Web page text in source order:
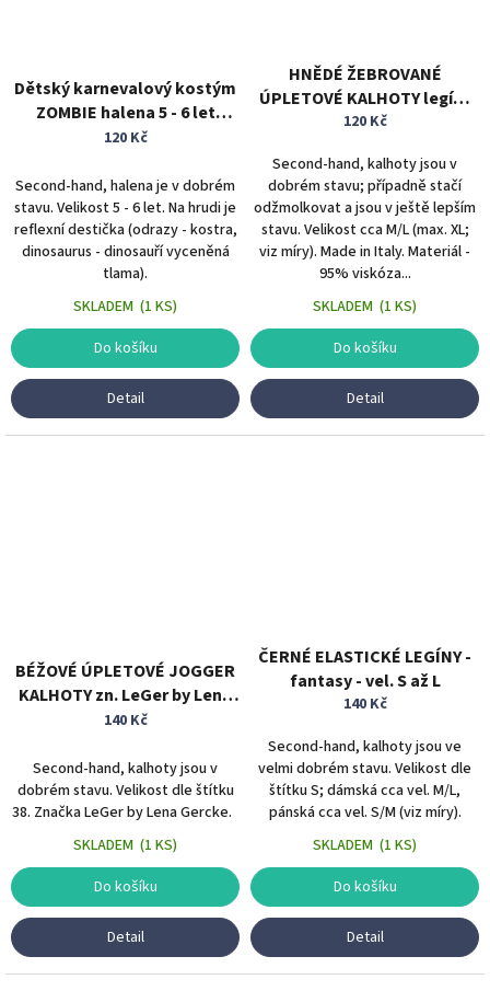
Dětský karnevalový kostým
ZOMBIE halena 5 - 6 let
mumie vodník
120 Kč
Second-hand, halena je v dobrém
stavu. Velikost 5 - 6 let. Na hrudi je
reflexní destička (odrazy - kostra,
dinosaurus - dinosauří vyceněná
tlama).
SKLADEM (1 KS)
Do košíku
Detail
HNĚDÉ ŽEBROVANÉ
ÚPLETOVÉ KALHOTY legíny
vel. M/L
120 Kč
Second-hand, kalhoty jsou v
dobrém stavu; případně stačí
odžmolkovat a jsou v ještě lepším
stavu. Velikost cca M/L (max. XL;
viz míry). Made in Italy. Materiál -
95% viskóza...
SKLADEM (1 KS)
Do košíku
Detail
BÉŽOVÉ ÚPLETOVÉ JOGGER
KALHOTY zn. LeGer by Lena
Gercke vel. 38
140 Kč
Second-hand, kalhoty jsou v
dobrém stavu. Velikost dle štítku
38. Značka LeGer by Lena Gercke.
SKLADEM (1 KS)
Do košíku
Detail
ČERNÉ ELASTICKÉ LEGÍNY -
fantasy - vel. S až L
140 Kč
Second-hand, kalhoty jsou ve
velmi dobrém stavu. Velikost dle
štítku S; dámská cca vel. M/L,
pánská cca vel. S/M (viz míry).
SKLADEM (1 KS)
Do košíku
Detail